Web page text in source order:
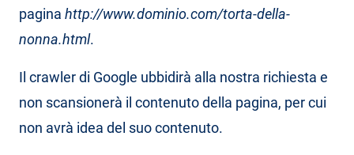
pagina http://www.dominio.com/torta-della-
nonna.html.
Il crawler di Google ubbidirà alla nostra richiesta e
non scansionerà il contenuto della pagina, per cui
non avrà idea del suo contenuto.